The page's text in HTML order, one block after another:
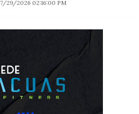
7/29/2026 02:16:00 PM